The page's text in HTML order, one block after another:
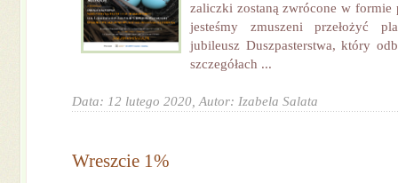
zaliczki zostaną zwrócone w formie
jesteśmy zmuszeni przełożyć
jubileusz Duszpasterstwa, który
szczegółach ...
Data: 12 lutego 2020, Autor: Izabela Salata
Wreszcie 1%